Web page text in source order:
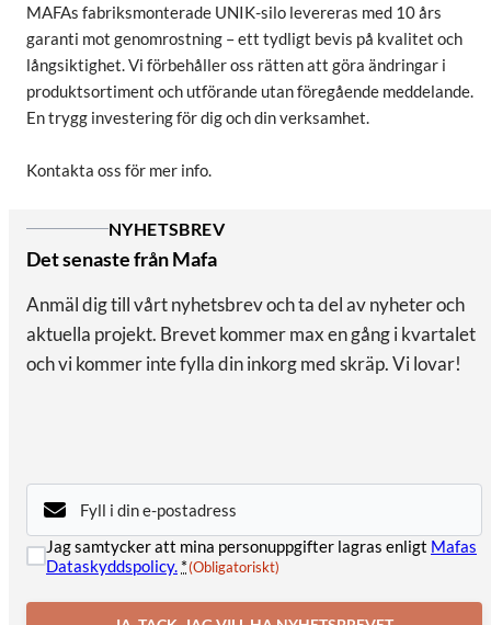
MAFAs fabriksmonterade UNIK-silo levereras med 10 års
garanti mot genomrostning – ett tydligt bevis på kvalitet och
långsiktighet. Vi förbehåller oss rätten att göra ändringar i
produktsortiment och utförande utan föregående meddelande.
En trygg investering för dig och din verksamhet.
Kontakta oss för mer info.
NYHETSBREV
Det senaste från Mafa
Anmäl dig till vårt nyhetsbrev och ta del av nyheter och
aktuella projekt. Brevet kommer max en gång i kvartalet
och vi kommer inte fylla din inkorg med skräp. Vi lovar!
E-
post(Obligatoriskt)
Samtycke(Obligatoriskt)
Jag samtycker att mina personuppgifter lagras enligt Mafas
Dataskyddspolicy. *(Obligatoriskt)